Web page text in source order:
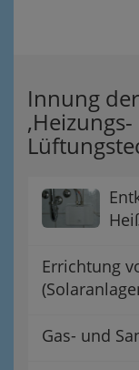
Innung
Errichtung
Gas- und